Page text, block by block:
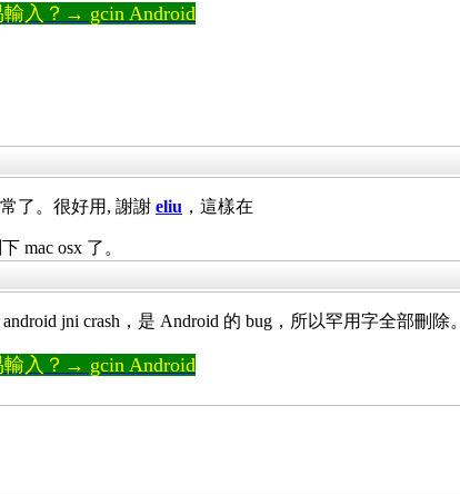
入？→ gcin Android
了。很好用, 謝謝 eliu ，這樣在
mac osx 了。
jni crash，是 Android 的 bug，所以罕用字全部刪除。
入？→ gcin Android